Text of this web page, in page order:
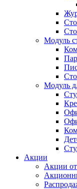
Модуль
Модуль
Акции
Акции от